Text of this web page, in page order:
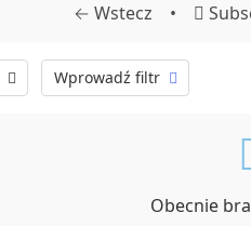
← Wstecz •
Wprowadź filtr
Obecnie